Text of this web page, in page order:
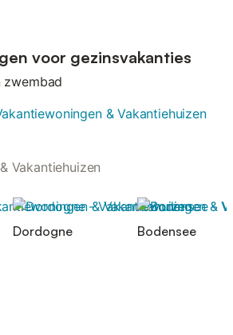
voor gezinsvakanties
zwembad
Vakantiehuizen
Dordogne Bodensee